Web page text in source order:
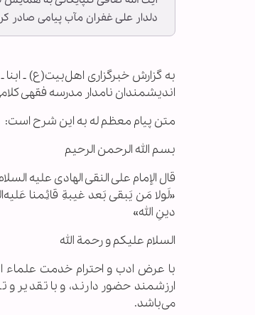
دلدار علی غفران مآب پیامی صادر
به گزارش خبرگزاری اهل‌بیت(ع) ـ
اندیشمندان نامدار مدرسه فقهی
متن پیام معظم له به این شرح است:
بسم الله الرحمن الرحیم
قال الإمام علی النقی الهادی علیه‌
«لَولا مَن يَبقی بَعد غیبةِ قائِمنا
دینِ الله»
السلام علیکم و رحمة الله
با عرض ادب و احترام خدمت علماء
ارزشمند حضور دارند، و با تقدیر
می‌باشد.